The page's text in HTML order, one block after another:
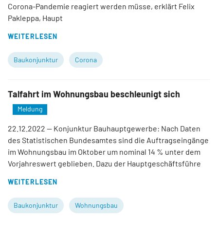
Corona-Pandemie reagiert werden müsse, erklärt Felix
Pakleppa, Haupt
WEITERLESEN
Baukonjunktur Corona
Talfahrt im Wohnungsbau beschleunigt sich
Meldung
22.12.2022 — Konjunktur Bauhauptgewerbe: Nach Daten
des Statistischen Bundesamtes sind die Auftragseingänge
im Wohnungsbau im Oktober um nominal 14 % unter dem
Vorjahreswert geblieben. Dazu der Hauptgeschäftsführe
WEITERLESEN
Baukonjunktur Wohnungsbau